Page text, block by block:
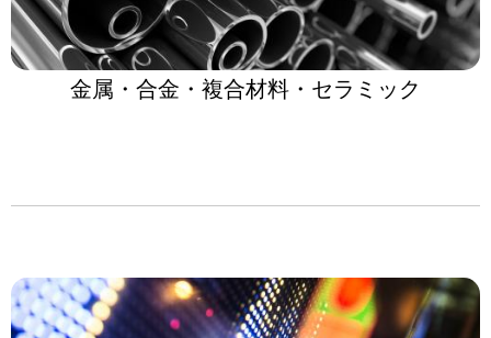
金属・合金・複合材料・セラミック